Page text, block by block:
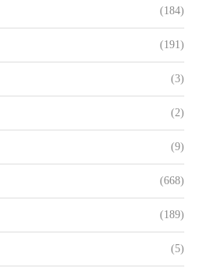
(184)
(191)
(3)
(2)
(9)
(668)
(189)
(5)